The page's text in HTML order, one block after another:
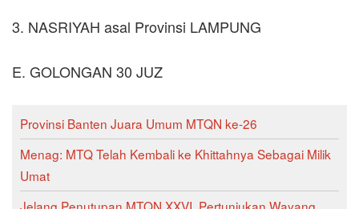
3. NASRIYAH asal Provinsi LAMPUNG
E. GOLONGAN 30 JUZ
Provinsi Banten Juara Umum MTQN ke-26
Menag: MTQ Telah Kembali ke Khittahnya Sebagai Milik
Umat